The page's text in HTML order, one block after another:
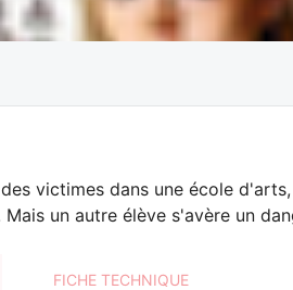
victimes dans une école
un autre élève s'avère un
FICHE TECHNIQUE